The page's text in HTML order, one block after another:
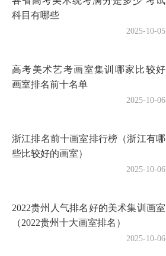
科目有哪些
2025-10-05
高考美术艺考画室集训哪家比较好
画室排名前十名单
2025-10-06
浙江排名前十画室排行榜（浙江有哪
些比较好的画室）
2025-10-06
2022贵州人气排名好的美术集训画室
（2022贵州十大画室排名）
2025-10-06